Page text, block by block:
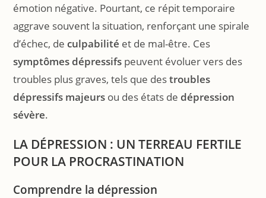
émotion négative. Pourtant, ce répit temporaire
aggrave souvent la situation, renforçant une spirale
d’échec, deculpabilité et de mal-être. Ces
symptômes dépressifs peuvent évoluer vers des
troubles plus graves, tels que destroubles
dépressifs majeurs ou des états de dépression
sévère.
LA DÉPRESSION : UN TERREAU FERTILE
POUR LA PROCRASTINATION
Comprendre la dépression